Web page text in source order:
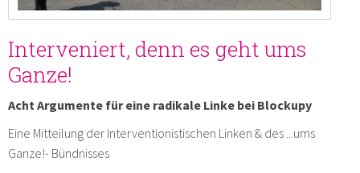
Interveniert, denn es geht ums
Ganze!
Acht Argumente für eine radikale Linke bei Blockupy
Eine Mitteilung der Interventionistischen Linken & des ...ums
Ganze!- Bündnisses